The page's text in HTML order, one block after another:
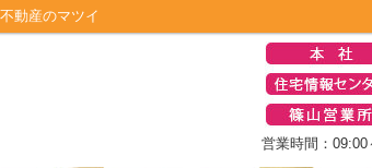
動産のマツイ
営業時間：09:00